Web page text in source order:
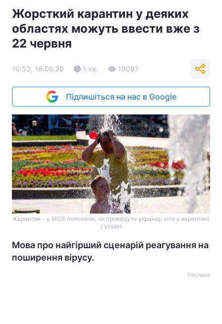
Жорсткий карантин у деяких
областях можуть ввести вже з
22 червня
10:53, 18.06.20 1 хв. 19087
Підпишіться на нас в Google
Карантин - у МОЗ пояснили, чи проведуть українці літо у карантині
/ УНІАН
Мова про найгірший сценарій реагування на
поширення вірусу.
Реклама